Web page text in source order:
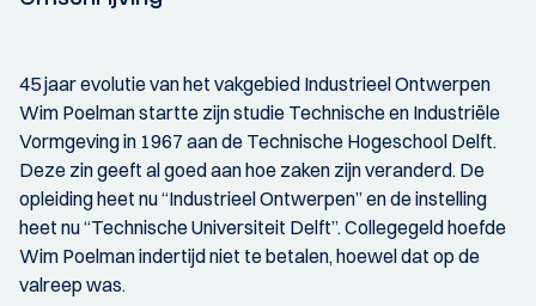
45 jaar evolutie van het vakgebied Industrieel Ontwerpen
Wim Poelman startte zijn studie Technische en Industriële
Vormgeving in 1967 aan de Technische Hogeschool Delft.
Deze zin geeft al goed aan hoe zaken zijn veranderd. De
opleiding heet nu “Industrieel Ontwerpen” en de instelling
heet nu “Technische Universiteit Delft”. Collegegeld hoefde
Wim Poelman indertijd niet te betalen, hoewel dat op de
valreep was.